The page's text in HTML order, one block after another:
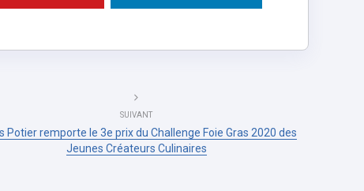
SUIVANT
Potier remporte le 3e prix du Challenge Foie Gras 2020 des
Jeunes Créateurs Culinaires